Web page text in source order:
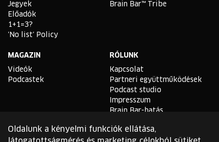
Jegyek
Előadók
1+1=3?
'No list' Policy
Brain Bar™ Tribe
MAGAZIN
Videók
Podcastek
RÓLUNK
Kapcsolat
Partneri együttműködések
Podcast studio
Impresszum
Brain Bar-hatás
TLDR
Oldalunk a kényelmi funkciók ellátása,